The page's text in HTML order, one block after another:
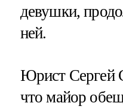
девушки,
ней.
Юрист Сергей
что майор